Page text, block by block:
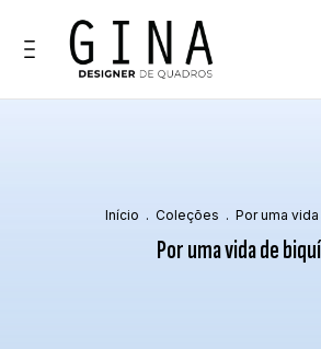
Início . Coleções . Por uma
Por uma vida de